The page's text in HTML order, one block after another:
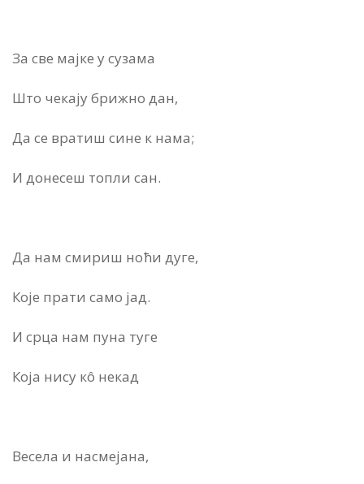
За све мајке у сузама
Што чекају брижно дан,
Да се вратиш сине к нама;
И донесеш топли сан.
Да нам смириш ноћи дуге,
Које прати само јад.
И срца нам пуна туге
Која нису кô некад
Весела и насмејана,